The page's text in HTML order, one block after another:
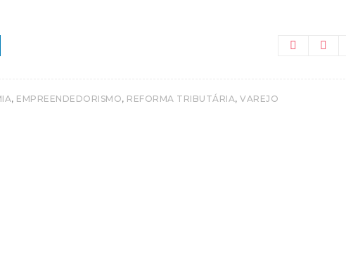
, EMPREENDEDORISMO, REFORMA TRIBUTÁRIA, VAREJO